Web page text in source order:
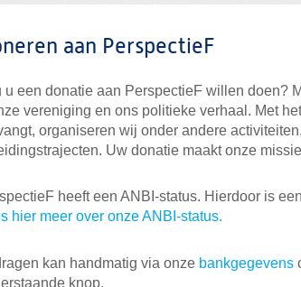
aan PerspectieF
u een donatie aan PerspectieF willen doen?
vereniging en ons politieke verhaal. Met
organiseren wij onder andere
Uw donatie maakt onze
heeft een ANBI-status. Hierdoor is
hier meer over onze ANBI-status.
kan handmatig via onze bankgegevens
knop.